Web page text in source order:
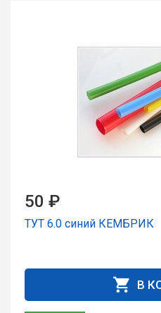
50 ₽
ТУТ 6.0 синий КЕМБРИК
В